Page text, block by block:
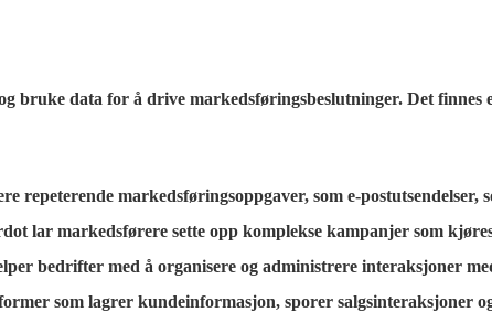
bruke data for å drive markedsføringsbeslutninger. Det finnes
repeterende markedsføringsoppgaver, som e-postutsendelser,
lar markedsførere sette opp komplekse kampanjer som
bedrifter med å organisere og administrere interaksjoner
som lagrer kundeinformasjon, sporer salgsinteraksjoner